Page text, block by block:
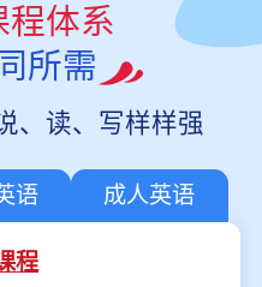
程体系
所需
、读、写样样强
语 成人英语
程